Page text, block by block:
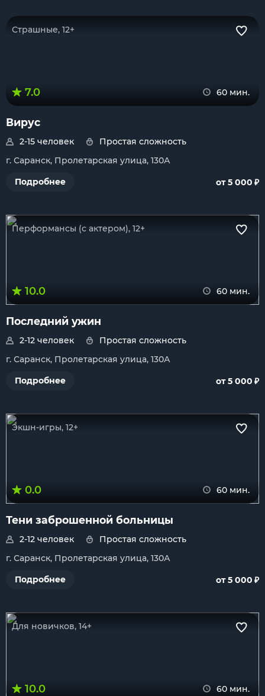
Страшные, 12+
7.0 60 мин.
Вирус
2-15 человек
Простая сложность
г. Саранск, Пролетарская улица, 130А
Подробнее
от 5 000 ₽
Перформансы (с актером), 12+
10.0 60 мин.
Последний ужин
2-12 человек
Простая сложность
г. Саранск, Пролетарская улица, 130А
Подробнее
от 5 000 ₽
Экшн-игры, 12+
0.0 60 мин.
Тени заброшенной больницы
2-12 человек
Простая сложность
г. Саранск, Пролетарская улица, 130А
Подробнее
от 5 000 ₽
Для новичков, 14+
10.0 60 мин.